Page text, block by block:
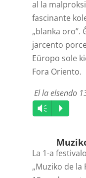
al la
fascinante
„blanka oro”.
jarcento
Eŭropo sole
Fora Oriento.
El la elsendo
Audio
Player
Vm P
La 1-a
„Muziko de la